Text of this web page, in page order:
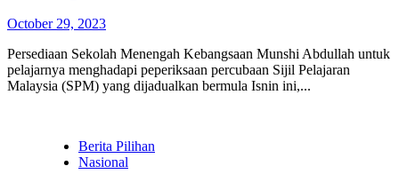
October 29, 2023
Persediaan Sekolah Menengah Kebangsaan Munshi Abdullah untuk
pelajarnya menghadapi peperiksaan percubaan Sijil Pelajaran
Malaysia (SPM) yang dijadualkan bermula Isnin ini,...
Berita Pilihan
Nasional